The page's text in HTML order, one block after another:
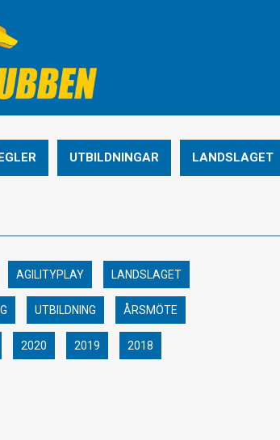
UTBILDNINGAR LANDSLAGET
AGILITYPLAY LANDSLAGET
UTBILDNING ÅRSMÖTE
2020 2019 2018